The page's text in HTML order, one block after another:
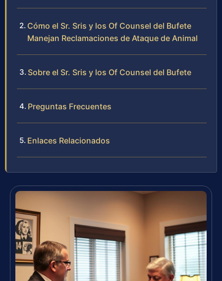
Cómo el Sr. Sris y los Of Counsel del Bufete
Manejan Reclamaciones de Ataque de Animal
Sobre el Sr. Sris y los Of Counsel del Bufete
Preguntas Frecuentes
Enlaces Relacionados